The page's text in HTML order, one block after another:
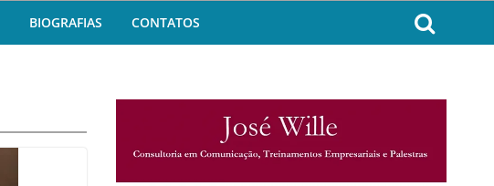
BIOGRAFIAS CONTATOS